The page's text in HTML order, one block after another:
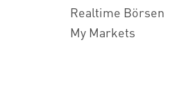
Realtime Börsen
My Markets